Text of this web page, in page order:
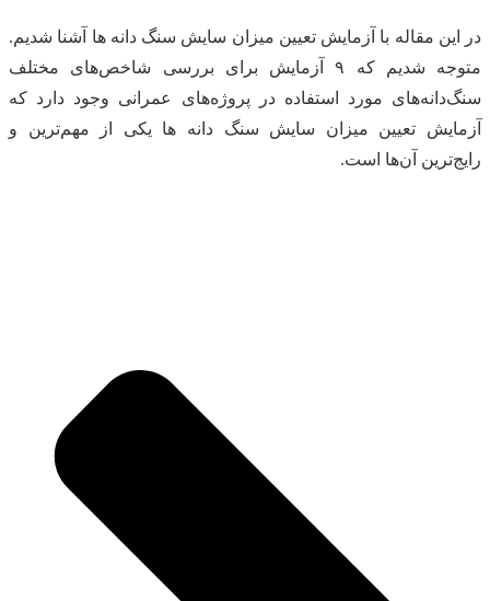
در این مقاله با آزمایش تعیین میزان سایش سنگ دانه ها آشنا شدیم.
متوجه شدیم که ۹ آزمایش برای بررسی شاخص‌های مختلف
سنگ‌دانه‌های مورد استفاده در پروژه‌های عمرانی وجود دارد که
آزمایش تعیین میزان سایش سنگ دانه ها یکی از مهم‌ترین و
رایج‌ترین آن‌ها است.